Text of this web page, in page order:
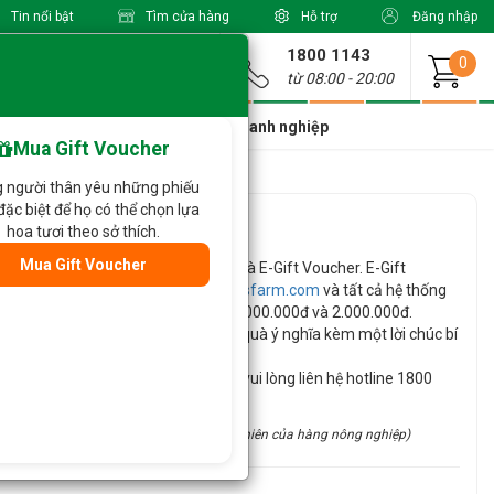
Tin nổi bật Tìm cửa hàng Hỗ trợ Đăng nhập
1800 1143
từ 08:00 - 20:00
0
Dành cho doanh nghiệp
100.000đ
dòng sản phẩm quà tặng mới là E-Gift Voucher. E-Gift
sử dụng tại websiteshop.dalathasfarm.com và tất cả hệ thống
100.000đ, 200.000đ, 500.000đ, 1.000.000đ và 2.000.000đ.
mái đặt mua trước như một món quà ý nghĩa kèm một lời chúc bí
phiếu quà tặng số lượng lớn vui lòng liên hệ hotline 1800
tiết!
(đặc điểm thủ công và tính chất tự nhiên của hàng nông nghiệp)
Mua Gift Voucher
người thân yêu những phiếu
biệt để họ có thể chọn lựa
hoa tươi theo sở thích.
Mua Gift Voucher